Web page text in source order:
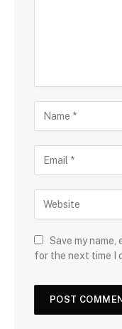
Save my name,
for the next time I